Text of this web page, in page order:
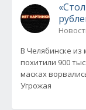
В Челябинске из
похитили 900
масках
Угрожая